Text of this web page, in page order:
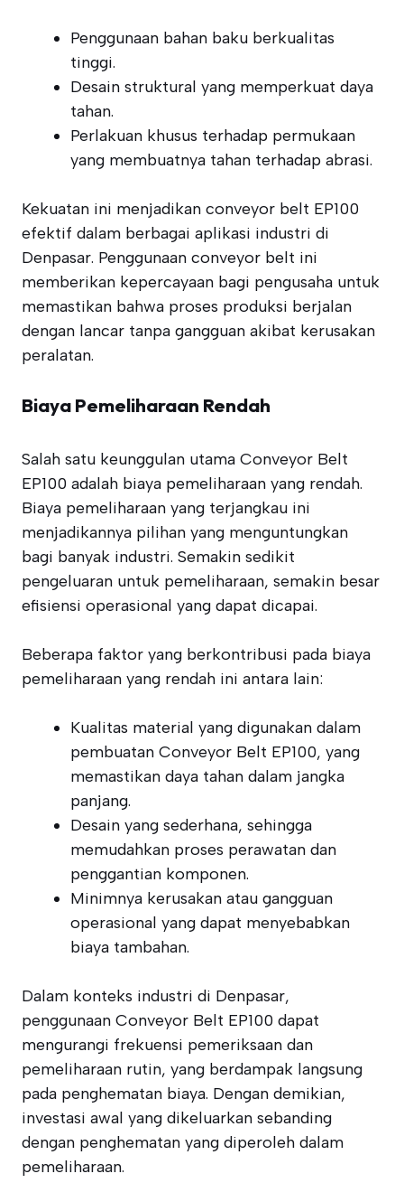
Penggunaan bahan baku berkualitas
tinggi.
Desain struktural yang memperkuat daya
tahan.
Perlakuan khusus terhadap permukaan
yang membuatnya tahan terhadap abrasi.
Kekuatan ini menjadikan conveyor belt EP100
efektif dalam berbagai aplikasi industri di
Denpasar. Penggunaan conveyor belt ini
memberikan kepercayaan bagi pengusaha untuk
memastikan bahwa proses produksi berjalan
dengan lancar tanpa gangguan akibat kerusakan
peralatan.
Biaya Pemeliharaan Rendah
Salah satu keunggulan utama Conveyor Belt
EP100 adalah biaya pemeliharaan yang rendah.
Biaya pemeliharaan yang terjangkau ini
menjadikannya pilihan yang menguntungkan
bagi banyak industri. Semakin sedikit
pengeluaran untuk pemeliharaan, semakin besar
efisiensi operasional yang dapat dicapai.
Beberapa faktor yang berkontribusi pada biaya
pemeliharaan yang rendah ini antara lain:
Kualitas material yang digunakan dalam
pembuatan Conveyor Belt EP100, yang
memastikan daya tahan dalam jangka
panjang.
Desain yang sederhana, sehingga
memudahkan proses perawatan dan
penggantian komponen.
Minimnya kerusakan atau gangguan
operasional yang dapat menyebabkan
biaya tambahan.
Dalam konteks industri di Denpasar,
penggunaan Conveyor Belt EP100 dapat
mengurangi frekuensi pemeriksaan dan
pemeliharaan rutin, yang berdampak langsung
pada penghematan biaya. Dengan demikian,
investasi awal yang dikeluarkan sebanding
dengan penghematan yang diperoleh dalam
pemeliharaan.